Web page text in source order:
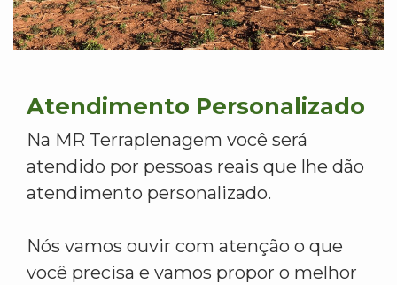
Atendimento Personalizado
Na MR Terraplenagem você será
atendido por pessoas reais que lhe dão
atendimento personalizado.
Nós vamos ouvir com atenção o que
você precisa e vamos propor o melhor